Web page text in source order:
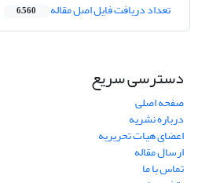
تعداد دریافت فایل اصل مقاله 6,560
دسترسی سریع
صفحه اصلی
درباره نشریه
اعضای هیات تحریریه
ارسال مقاله
تماس با ما